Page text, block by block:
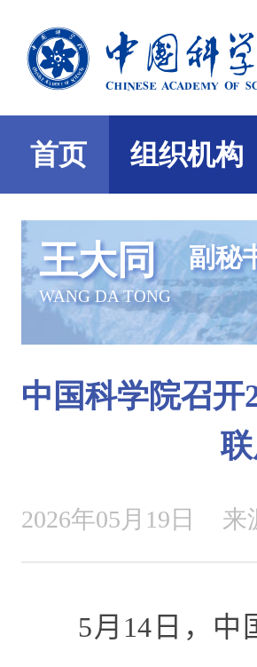
首页 组织机构
王大同
WANG DA TONG
副秘
中国科学院召开
2026年05月19日 来
5月 14 日，中